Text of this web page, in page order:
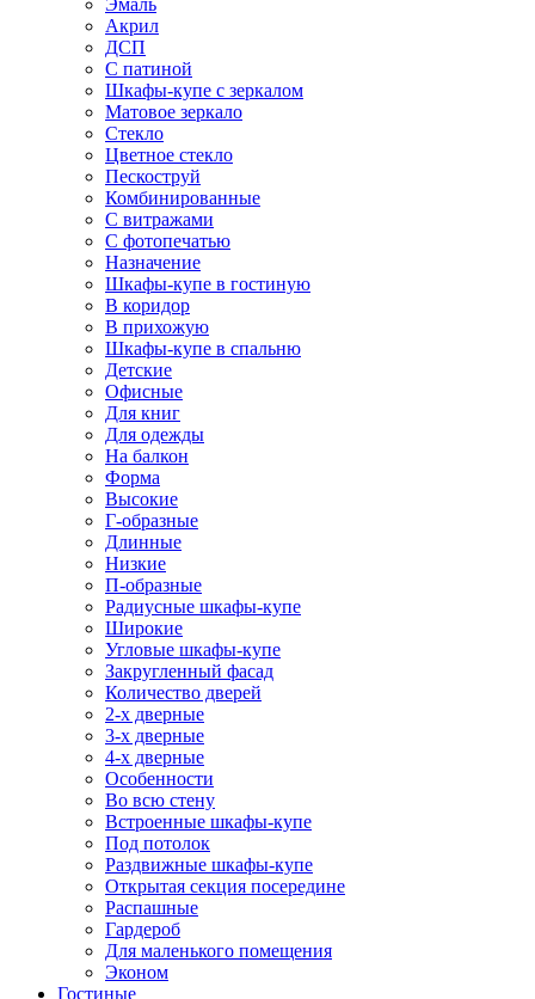
Эмаль
Акрил
ДСП
С патиной
Шкафы-купе с зеркалом
Матовое зеркало
Стекло
Цветное стекло
Пескоструй
Комбинированные
С витражами
С фотопечатью
Назначение
Шкафы-купе в гостиную
В коридор
В прихожую
Шкафы-купе в спальню
Детские
Офисные
Для книг
Для одежды
На балкон
Форма
Высокие
Г-образные
Длинные
Низкие
П-образные
Радиусные шкафы-купе
Широкие
Угловые шкафы-купе
Закругленный фасад
Количество дверей
2-х дверные
3-х дверные
4-х дверные
Особенности
Во всю стену
Встроенные шкафы-купе
Под потолок
Раздвижные шкафы-купе
Открытая секция посередине
Распашные
Гардероб
Для маленького помещения
Эконом
Гостиные